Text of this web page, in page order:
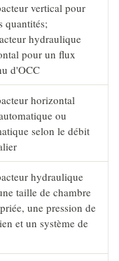
vertical pour
quantités;
hydraulique
pour un flux
d'OCC
horizontal
ou
selon le débit
hydraulique
taille de chambre
une pression de
et un système de